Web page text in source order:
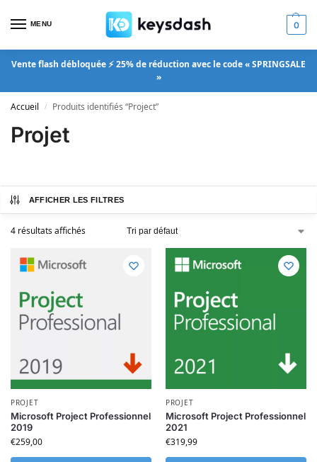
MENU 0
Vente flash débloquée ⚡ 25% de réduction avec le code « SPRINGSALE
»
Accueil / Produits identifiés “Project”
Projet
AFFICHER LES FILTRES
4 résultats affichés
PROJET
Microsoft Project Professionnel
2019
€259,00
PROJET
Microsoft Project Professionnel
2021
€319,99